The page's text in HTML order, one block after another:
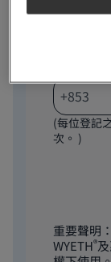
記後，惠
絡，
(每位登記
次。 )
重要聲明
WYETH®